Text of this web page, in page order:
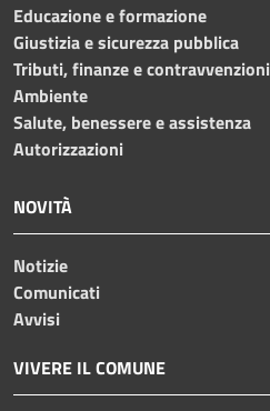
Educazione e formazione
Giustizia e sicurezza pubblica
Tributi, finanze e contravvenzioni
Ambiente
Salute, benessere e assistenza
Autorizzazioni
NOVITÀ
Notizie
Comunicati
Avvisi
VIVERE IL COMUNE